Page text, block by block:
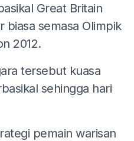
Great Britain
biasa semasa Olimpik
2012.
tersebut kuasa
sehingga hari
pemain warisan